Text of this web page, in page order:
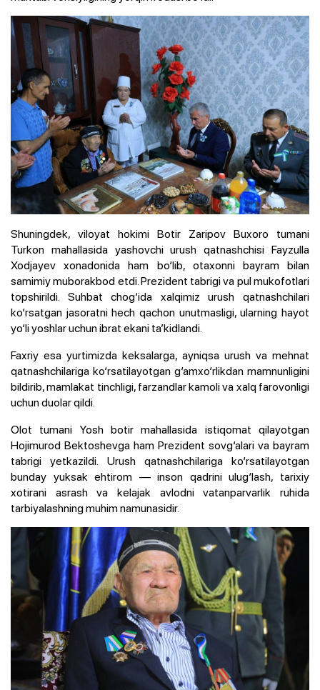
Shuningdek, viloyat hokimi Botir Zaripov Buxoro tumani
Turkon mahallasida yashovchi urush qatnashchisi Fayzulla
Xodjayev xonadonida ham bo‘lib, otaxonni bayram bilan
samimiy muborakbod etdi. Prezident tabrigi va pul mukofotlari
topshirildi. Suhbat chog‘ida xalqimiz urush qatnashchilari
ko‘rsatgan jasoratni hech qachon unutmasligi, ularning hayot
yo‘li yoshlar uchun ibrat ekani ta’kidlandi.
Faxriy esa yurtimizda keksalarga, ayniqsa urush va mehnat
qatnashchilariga ko‘rsatilayotgan g‘amxo‘rlikdan mamnunligini
bildirib, mamlakat tinchligi, farzandlar kamoli va xalq farovonligi
uchun duolar qildi.
Olot tumani Yosh botir mahallasida istiqomat qilayotgan
Hojimurod Bektoshevga ham Prezident sovg‘alari va bayram
tabrigi yetkazildi. Urush qatnashchilariga ko‘rsatilayotgan
bunday yuksak ehtirom — inson qadrini ulug‘lash, tarixiy
xotirani asrash va kelajak avlodni vatanparvarlik ruhida
tarbiyalashning muhim namunasidir.